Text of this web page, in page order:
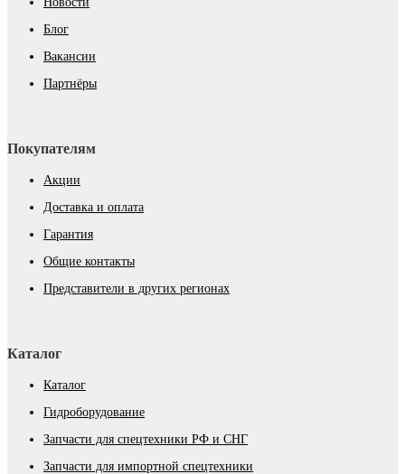
Блог
Вакансии
Партнёры
Покупателям
Акции
Доставка и оплата
Гарантия
Общие контакты
Представители в других регионах
Каталог
Каталог
Гидроборудование
Запчасти для спецтехники РФ и СНГ
Запчасти для импортной спецтехники